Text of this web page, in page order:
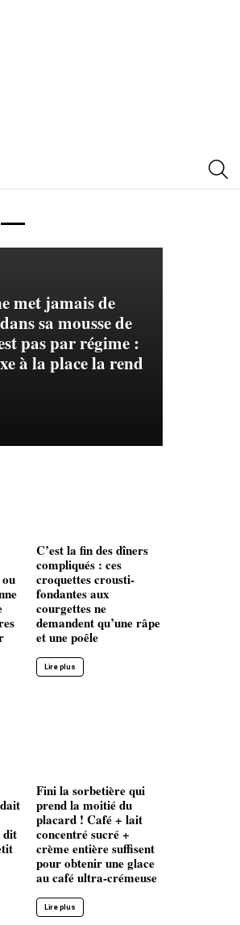
met jamais de
sa mousse de
pas par régime :
à la place la rend
C’est la fin des dîners
compliqués : ces
croquettes crousti-
fondantes aux
courgettes ne
demandent qu’une râpe
et une poêle
Lire plus
dit
Fini la sorbetière qui
prend la moitié du
placard ! Café + lait
concentré sucré +
crème entière suffisent
pour obtenir une glace
au café ultra-crémeuse
Lire plus